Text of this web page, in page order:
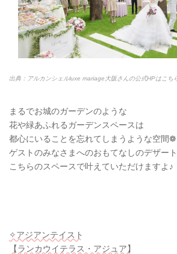
出典：アルカンシェルluxe mariage大阪さんの公式HPはこち
まるでお城のガーデンのような
花や緑あふれるガーデンスペースは
都心にいることを忘れてしまうような空間❁
ゲストのみなさまへのおもてなしのデザー
こちらのスペースで叶えていただけますよ♪
✧アジアンテイスト
【ランカウイテラス・アジュア】